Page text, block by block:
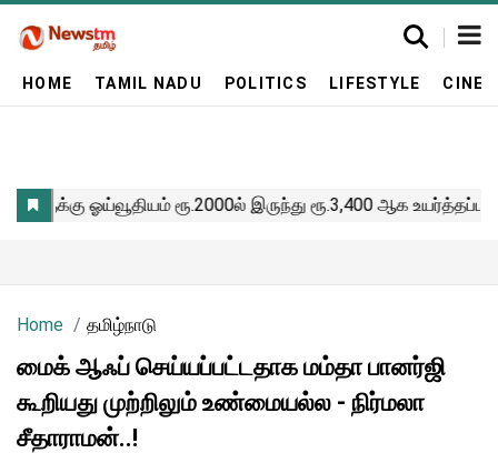
HOME TAMIL NADU POLITICS LIFESTYLE
Home தமிழ்நாடு
மைக் ஆஃப் செய்யப்பட்டதாக மம்தா பானர்ஜி
கூறியது முற்றிலும் உண்மையல்ல - நிர்மலா
சீதாராமன்..!